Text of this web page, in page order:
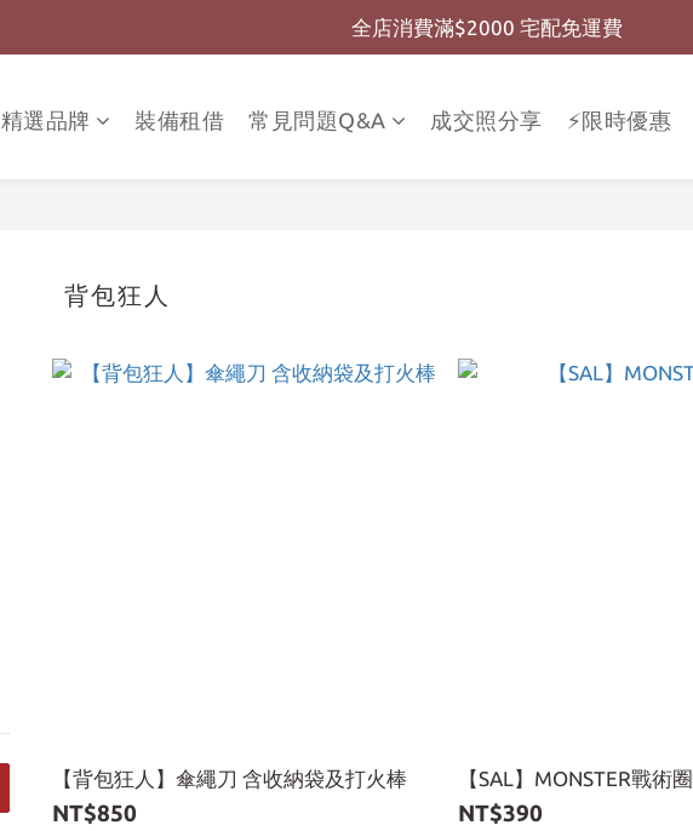
全店消費滿$999 超商免運費
全店消費滿$2000 宅配免運費
精選品牌 裝備租借 常見問題Q&A 成交照分享 ⚡限時優惠
背包狂人
【背包狂人】傘繩刀 含收納袋及打火棒
NT$850
【SAL】MONSTER戰術圈
NT$390